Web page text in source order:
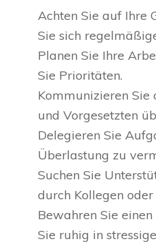
Achten Sie auf Ihre
Sie sich
Planen Sie Ihre
Sie Prioritäten.
Kommunizieren
und Vorgesetzten
Delegieren Sie
Überlastung zu
Suchen Sie
durch Kollegen
Bewahren Sie
Sie ruhig in